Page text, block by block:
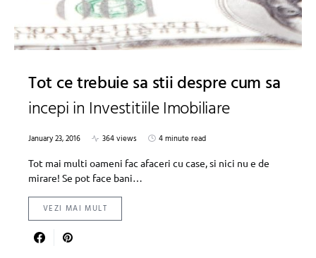
Tot ce trebuie sa stii despre cum sa
incepi in Investitiile Imobiliare
January 23, 2016 364 views
4 minute read
Tot mai multi oameni fac afaceri cu case, si nici nu e de
mirare! Se pot face bani…
VEZI MAI MULT